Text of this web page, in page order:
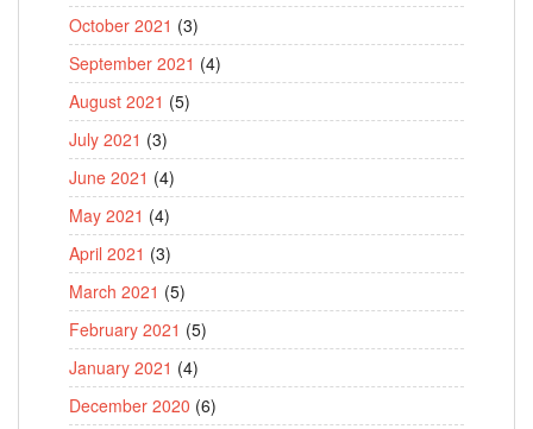
October 2021 (3)
September 2021 (4)
August 2021 (5)
July 2021 (3)
June 2021 (4)
May 2021 (4)
April 2021 (3)
March 2021 (5)
February 2021 (5)
January 2021 (4)
December 2020 (6)